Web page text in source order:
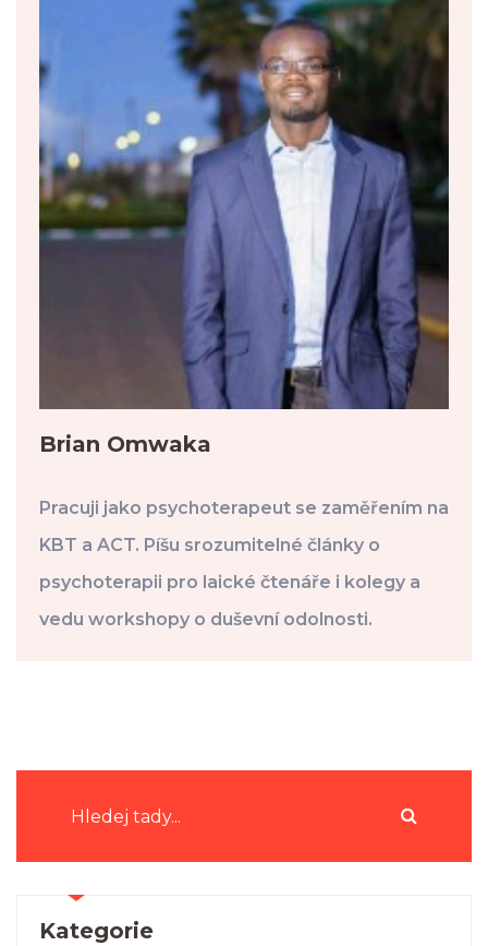
Brian Omwaka
Pracuji jako psychoterapeut se zaměřením na
KBT a ACT. Píšu srozumitelné články o
psychoterapii pro laické čtenáře i kolegy a
vedu workshopy o duševní odolnosti.
Kategorie